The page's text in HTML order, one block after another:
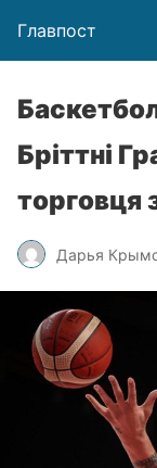
Главпост
Бріттні
торговця
Дарья